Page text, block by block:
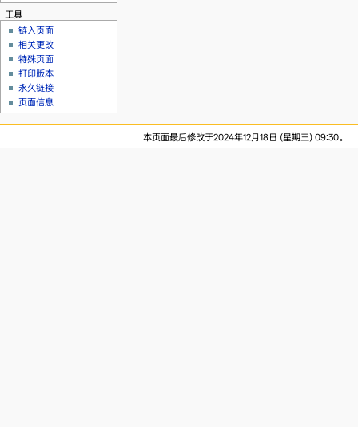
工具
链入页面
相关更改
特殊页面
打印版本
永久链接
页面信息
本页面最后修改于2024年12月18日 (星期三) 09:30。